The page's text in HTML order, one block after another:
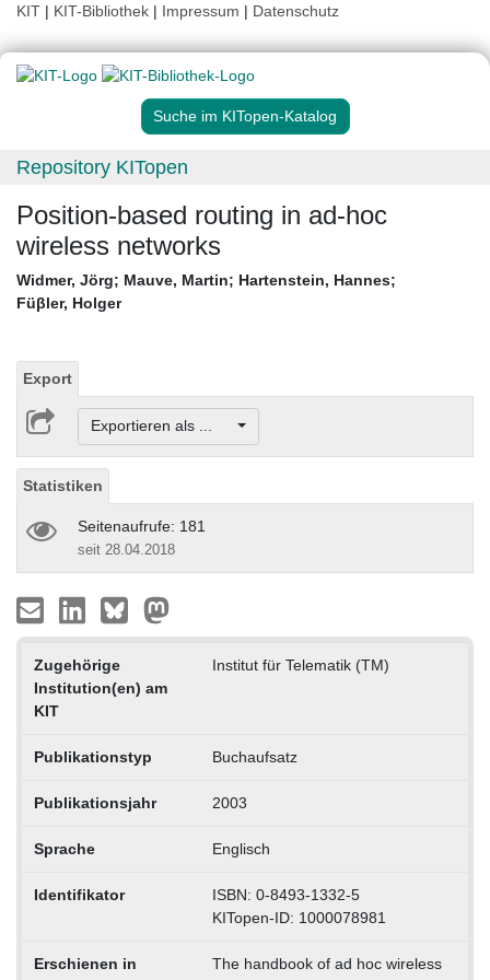
KIT | KIT-Bibliothek | Impressum | Datenschutz
Suche im KITopen-Katalog
Repository KITopen
Position-based routing in ad-hoc
wireless networks
Widmer, Jörg; Mauve, Martin; Hartenstein, Hannes;
Füβler, Holger
Export
Exportieren als ...
Statistiken
Seitenaufrufe: 181
seit 28.04.2018
Zugehörige
Institution(en) am
KIT
Institut für Telematik (TM)
Publikationstyp Buchaufsatz
Publikationsjahr 2003
Sprache Englisch
Identifikator
ISBN: 0-8493-1332-5
KITopen-ID: 1000078981
Erschienen in
The handbook of ad hoc wireless